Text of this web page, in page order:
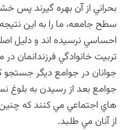
بحراني از آن بهره گيرند پس
سطح جامعه، ما را به اين
احساسي نرسيده اند و دليل
تربيت خانوادگي فرزندانمان
جوانان در جوامع ديگر جستجو
جوامع بعد از رسيدن به
هاي اجتماعي مي كنند كه
از آنان مي طلبد.